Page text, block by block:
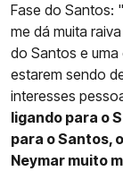
Fase do Santos:
me dá muita
do Santos e
estarem sendo
interesses
ligando para o
para o Santos,
Neymar muito